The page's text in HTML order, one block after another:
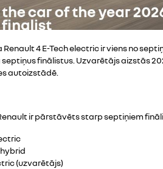
Renault 4 E-Tech electric ir viens no
finālistus. Uzvarētājs aizstās
autoizstādē.
ir pārstāvēts starp septiņiem
(uzvarētājs)